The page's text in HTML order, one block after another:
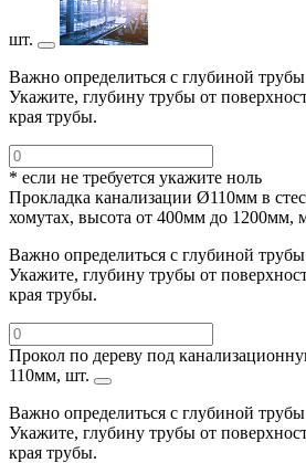
шт.
Важно определиться с глубиной
Укажите, глубину трубы от
края трубы.
* если не требуется укажите ноль
Прокладка канализации Ø110мм в
хомутах, высота от 400мм до 1200мм,
Важно определиться с глубиной
Укажите, глубину трубы от
края трубы.
Прокол по дереву под
110мм, шт.
Важно определиться с глубиной
Укажите, глубину трубы от
края трубы.